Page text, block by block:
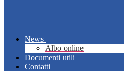
News
Albo online
Documenti utili
Contatti